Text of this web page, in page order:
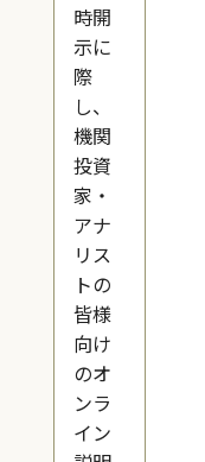
時開
示に
際
し、
機関
投資
家・
アナ
リス
トの
皆様
向け
のオ
ンラ
イン